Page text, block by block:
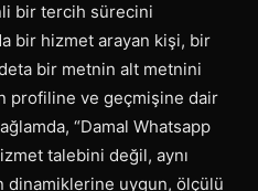
bir tercih sürecini
bir hizmet arayan kişi, bir
bir metnin alt metnini
profiline ve geçmişine dair
“Damal Whatsapp
talebini değil, aynı
dinamiklerine uygun, ölçülü